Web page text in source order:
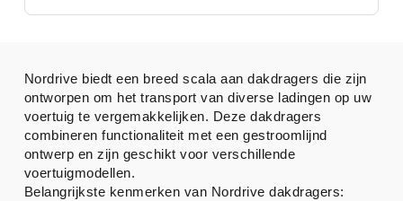
Nordrive biedt een breed scala aan dakdragers die zijn
ontworpen om het transport van diverse ladingen op uw
voertuig te vergemakkelijken. Deze dakdragers
combineren functionaliteit met een gestroomlijnd
ontwerp en zijn geschikt voor verschillende
voertuigmodellen.
Belangrijkste kenmerken van Nordrive dakdragers: